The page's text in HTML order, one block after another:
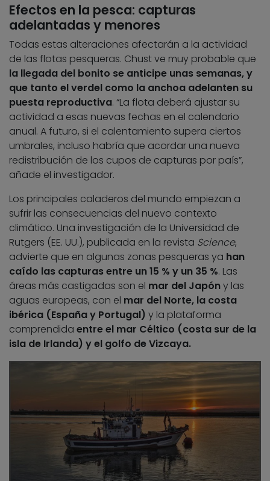
Efectos en la pesca: capturas
adelantadas y menores
Todas estas alteraciones afectarán a la actividad
de las flotas pesqueras. Chust ve muy probable que
la llegada del bonito se anticipe unas semanas, y
que tanto el verdel como la anchoa adelanten su
puesta reproductiva. “La flota deberá ajustar su
actividad a esas nuevas fechas en el calendario
anual. A futuro, si el calentamiento supera ciertos
umbrales, incluso habría que acordar una nueva
redistribución de los cupos de capturas por país”,
añade el investigador.
Los principales caladeros del mundo empiezan a
sufrir las consecuencias del nuevo contexto
climático. Una investigación de la Universidad de
Rutgers (EE. UU.), publicada en la revista Science,
advierte que en algunas zonas pesqueras ya han
caído las capturas entre un 15 % y un 35 %. Las
áreas más castigadas son el mar del Japóny las
aguas europeas, con el mar del Norte, la costa
ibérica (España y Portugal) y la plataforma
comprendida entre el mar Céltico (costa sur de la
isla de Irlanda) y el golfo de Vizcaya.